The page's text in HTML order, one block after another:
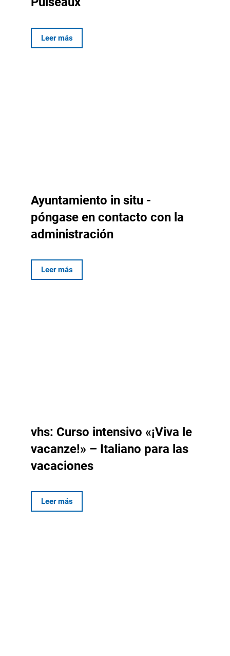
Leer más
Ayuntamiento in situ -
póngase en contacto con la
administración
Leer más
vhs: Curso intensivo «¡Viva le
vacanze!» – Italiano para las
vacaciones
Leer más